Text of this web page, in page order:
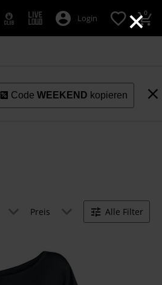
×
Login 0
CodeWEEKEND kopieren
Preis Alle Filter